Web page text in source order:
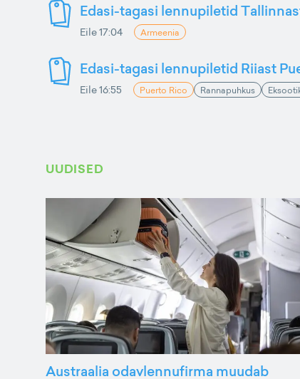
Edasi-tagasi lennupiletid
Eile 17:04 Armeenia
Edasi-tagasi lennupiletid Riiast
Eile 16:55 Puerto Rico Rannapuhkus
UUDISED
Austraalia odavlennufirma muudab